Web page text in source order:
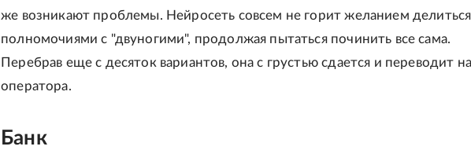
же возникают проблемы. Нейросеть совсем не горит желанием делиться
полномочиями с "двуногими", продолжая пытаться починить все сама.
Перебрав еще с десяток вариантов, она с грустью сдается и переводит на
оператора.
Банк